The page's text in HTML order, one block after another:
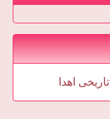
تاریخی اهدا